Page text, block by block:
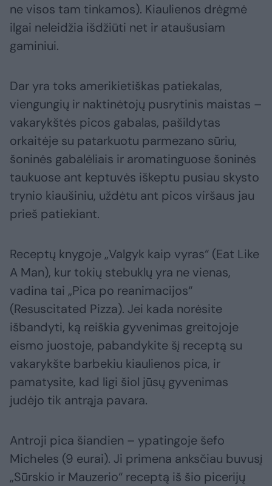
ne visos tam tinkamos). Kiaulienos drėgmė
ilgai neleidžia išdžiūti net ir ataušusiam
gaminiui.
Dar yra toks amerikietiškas patiekalas,
viengungių ir naktinėtojų pusrytinis maistas –
vakarykštės picos gabalas, pašildytas
orkaitėje su patarkuotu parmezano sūriu,
šoninės gabalėliais ir aromatinguose šoninės
taukuose ant keptuvės iškeptu pusiau skysto
trynio kiaušiniu, uždėtu ant picos viršaus jau
prieš patiekiant.
Receptų knygoje „Valgyk kaip vyras“ (Eat Like
A Man), kur tokių stebuklų yra ne vienas,
vadina tai „Pica po reanimacijos“
(Resuscitated Pizza). Jei kada norėsite
išbandyti, ką reiškia gyvenimas greitojoje
eismo juostoje, pabandykite šį receptą su
vakarykšte barbekiu kiaulienos pica, ir
pamatysite, kad ligi šiol jūsų gyvenimas
judėjo tik antrąja pavara.
Antroji pica šiandien – ypatingoje šefo
Micheles (9 eurai). Ji primena anksčiau buvusį
„Sūrskio ir Mauzerio“ receptą iš šio picerijų